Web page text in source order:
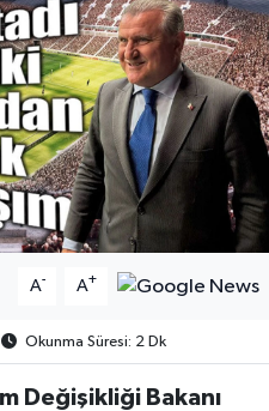
A- A+
Okunma Süresi: 2 Dk
Değişikliği Bakanı